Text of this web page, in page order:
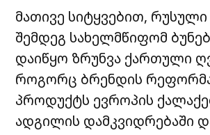
მათივე სიტყვებით,
შემდეგ სახელმწიფომ
დაიწყო ზრუნვა ქართული
როგორც ბრენდის
პროდუქტს ევროპის
ადგილის დამკვიდრებაში